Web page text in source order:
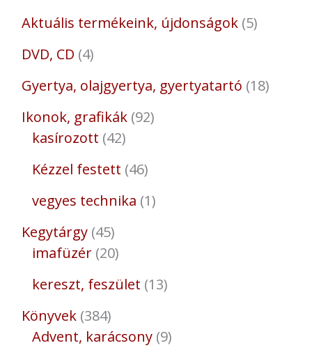
Aktuális termékeink, újdonságok 5
DVD, CD 4
Gyertya, olajgyertya, gyertyatartó 18
Ikonok, grafikák 92
kasírozott 42
Kézzel festett 46
vegyes technika 1
Kegytárgy 45
imafüzér 20
kereszt, feszület 13
Könyvek 384
Advent, karácsony 9